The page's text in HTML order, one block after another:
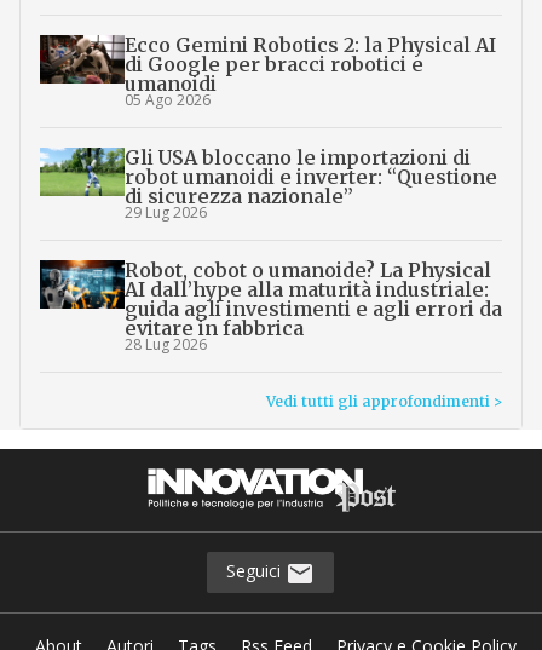
Ecco Gemini Robotics 2: la Physical AI
di Google per bracci robotici e
umanoidi
05 Ago 2026
Gli USA bloccano le importazioni di
robot umanoidi e inverter: “Questione
di sicurezza nazionale”
29 Lug 2026
Robot, cobot o umanoide? La Physical
AI dall’hype alla maturità industriale:
guida agli investimenti e agli errori da
evitare in fabbrica
28 Lug 2026
Vedi tutti gli approfondimenti >
Seguici
About Autori Tags Rss Feed Privacy e Cookie Policy